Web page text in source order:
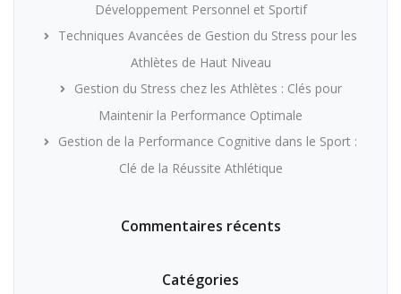
Développement Personnel et Sportif
Techniques Avancées de Gestion du Stress pour les
Athlètes de Haut Niveau
Gestion du Stress chez les Athlètes : Clés pour
Maintenir la Performance Optimale
Gestion de la Performance Cognitive dans le Sport :
Clé de la Réussite Athlétique
Commentaires récents
Catégories